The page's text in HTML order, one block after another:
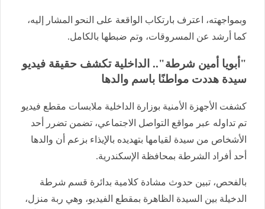
وبمواجهته، اعترف بارتكاب الواقعة على النحو المشار إليه،
كما أرشد عن المسروقات، وتم ضبطها بالكامل.
"أبويا أمين شرطة".. الداخلية تكشف حقيقة فيديو
سيدة هددت مواطنًا باسم والدها
كشفت الأجهزة الأمنية بوزارة الداخلية ملابسات مقطع فيديو
تم تداوله عبر مواقع التواصل الاجتماعي، تضمن تضرر أحد
الأشخاص من سيدة لقيامها بتهديده بالإيذاء بزعم أن والدها
أحد أفراد الشرطة بمحافظة الإسكندرية.
بالفحص، تبين حدوث مشادة كلامية بدائرة قسم شرطة
الدخيلة بين السيدة الظاهرة بمقطع الفيديو، وهي ربة منزل،